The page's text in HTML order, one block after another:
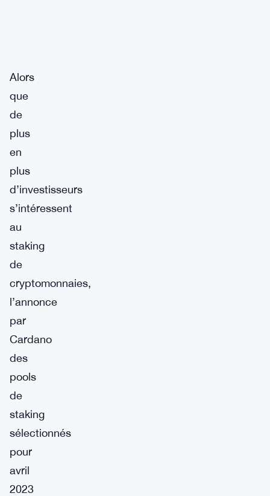
Alors
que
de
plus
en
plus
d’investisseurs
s’intéressent
au
staking
de
cryptomonnaies,
l’annonce
par
Cardano
des
pools
de
staking
sélectionnés
pour
avril
2023